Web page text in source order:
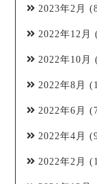
2023年2月
2022年12月
2022年10月
2022年8月
2022年6月
2022年4月
2022年2月